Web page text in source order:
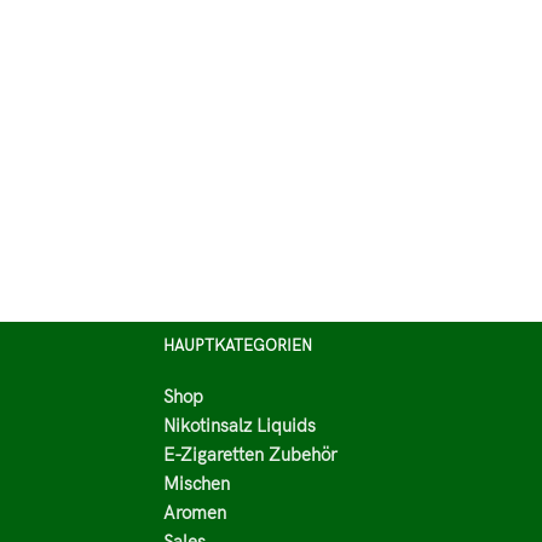
HAUPTKATEGORIEN
Shop
Nikotinsalz Liquids
E-Zigaretten Zubehör
Mischen
Aromen